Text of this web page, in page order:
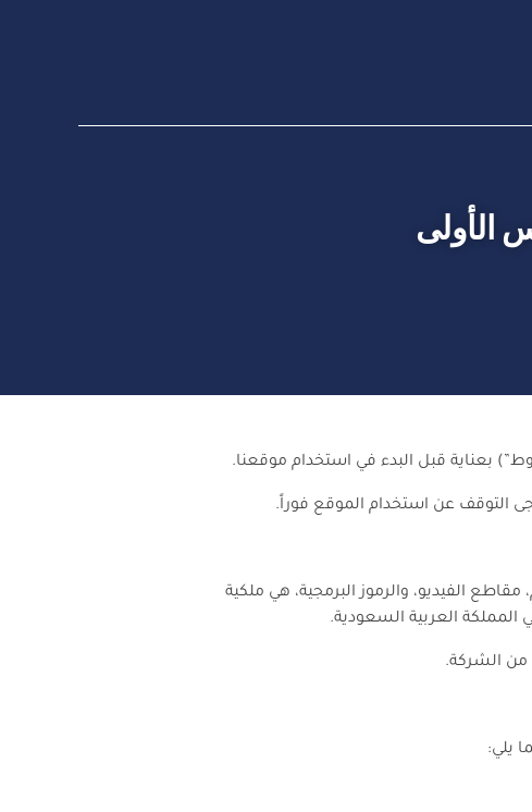
الأولى
بعناية قبل البدء في استخدام موقعنا.
التوقف عن استخدام الموقع فوراً.
الفيديو، والرموز البرمجية، هي ملكية
العربية السعودية.
من الشركة.
يلي: